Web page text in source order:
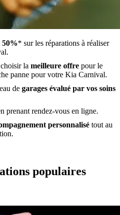
50%* sur les réparations à réaliser
la meilleure offre pour le
panne pour votre Kia Carnival.
de garages évalué par vos soins
prenant rendez-vous en ligne.
personnalisé tout au
populaires